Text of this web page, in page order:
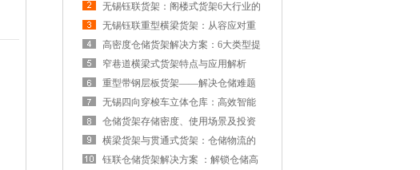
品牌货架优缺点大盘点
无锡钰联货架：阁楼式货架6大行业的
应用场景
无锡钰联重型横梁货架：从容应对重
型仓储挑战
高密度仓储货架解决方案：6大类型提
升仓库空间利用率
窄巷道横梁式货架特点与应用解析
重型带钢层板货架——解决仓储难题
的利器
无锡四向穿梭车立体仓库：高效智能
仓储解决方案
仓储货架存储密度、使用场景及投资
成本考量
横梁货架与贯通式货架：仓储物流的
差异化选择
钰联仓储货架解决方案 ：解锁仓储高